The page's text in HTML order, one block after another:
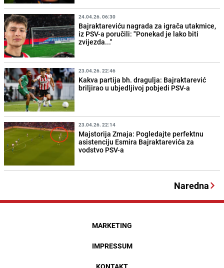
24.04.26. 06:30
Bajraktareviću nagrada za igrača utakmice,
iz PSV-a poručili: "Ponekad je lako biti
zvijezda..."
23.04.26. 22:46
Kakva partija bh. dragulja: Bajraktarević
briljirao u ubjedljivoj pobjedi PSV-a
23.04.26. 22:14
Majstorija Zmaja: Pogledajte perfektnu
asistenciju Esmira Bajraktarevića za
vodstvo PSV-a
Naredna
MARKETING
IMPRESSUM